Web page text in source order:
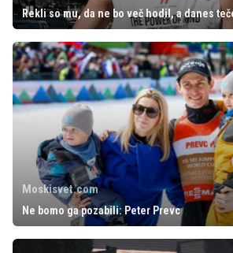
Rekli so mu, da ne bo več hodil, a danes
Moskisvet.com
Ne bomo ga pozabili: Peter Prevc